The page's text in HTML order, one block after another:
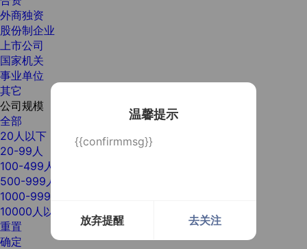
温馨提示
{{confirmmsg}}
放弃提醒 去关注
外商独资
股份制企业
上市公司
国家机关
事业单位
其它
公司规模
全部
20人以下
20-99人
100-499人
500-999人
1000-9999人
10000人以上
重置
确定